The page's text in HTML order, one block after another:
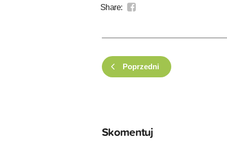
Share:
Poprzedni
Skomentuj